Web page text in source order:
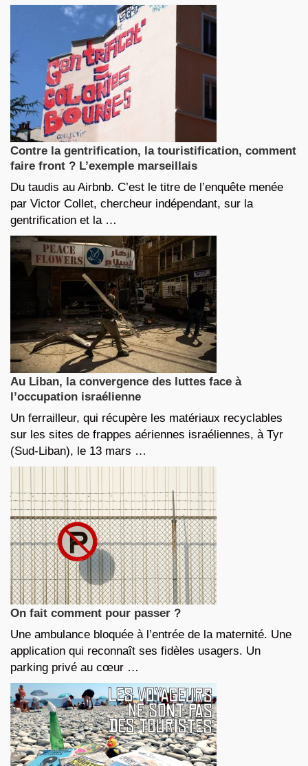
Contre la gentrification, la touristification, comment
faire front ? L’exemple marseillais
Du taudis au Airbnb. C’est le titre de l’enquête menée
par Victor Collet, chercheur indépendant, sur la
gentrification et la …
Au Liban, la convergence des luttes face à
l’occupation israélienne
Un ferrailleur, qui récupère les matériaux recyclables
sur les sites de frappes aériennes israéliennes, à Tyr
(Sud-Liban), le 13 mars …
On fait comment pour passer ?
Une ambulance bloquée à l’entrée de la maternité. Une
application qui reconnaît ses fidèles usagers. Un
parking privé au cœur …